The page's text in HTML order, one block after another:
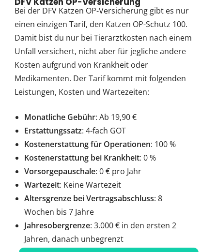
Bei der DFV Katzen OP-Versicherung gibt es nur
einen einzigen Tarif, den Katzen OP-Schutz 100.
Damit bist du nur bei Tierarztkosten nach einem
Unfall versichert, nicht aber für jegliche andere
Kosten aufgrund von Krankheit oder
Medikamenten. Der Tarif kommt mit folgenden
Leistungen, Kosten und Wartezeiten:
Monatliche Gebühr: Ab 19,90 €
Erstattungssatz: 4-fach GOT
Kostenerstattung für Operationen: 100 %
Kostenerstattung bei Krankheit: 0 %
Vorsorgepauschale: 0 € pro Jahr
Wartezeit: Keine Wartezeit
Altersgrenze bei Vertragsabschluss: 8
Wochen bis 7 Jahre
Jahresobergrenze: 3.000 € in den ersten 2
Jahren, danach unbegrenzt